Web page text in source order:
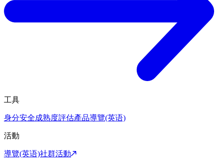
工具
身分安全成熟度評估產品導覽(英语)
活動
導覽(英语)社群活動